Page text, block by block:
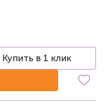
Купить в 1 клик